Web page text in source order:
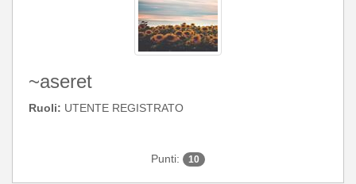
~aseret
Ruoli: UTENTE REGISTRATO
Punti: 10